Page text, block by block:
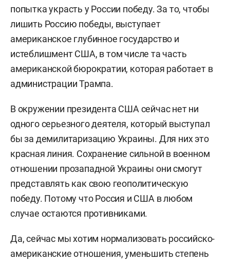
попытка украсть у России победу. За то, чтобы
лишить Россию победы, выступает
американское глубинное государство и
истеблишмент США, в том числе та часть
американской бюрократии, которая работает в
администрации Трампа.
В окружении президента США сейчас нет ни
одного серьезного деятеля, который выступал
бы за демилитаризацию Украины. Для них это
красная линия. Сохранение сильной в военном
отношении прозападной Украины они смогут
представлять как свою геополитическую
победу. Потому что Россия и США в любом
случае остаются противниками.
Да, сейчас мы хотим нормализовать российско-
американские отношения, уменьшить степень